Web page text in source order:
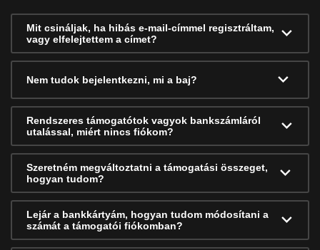
Mit csináljak, ha hibás e-mail-címmel regisztráltam,
vagy elfelejtettem a címet?
Nem tudok bejelentkezni, mi a baj?
Rendszeres támogatótok vagyok bankszámláról
utalással, miért nincs fiókom?
Szeretném megváltoztatni a támogatási összeget,
hogyan tudom?
Lejár a bankkártyám, hogyan tudom módosítani a
számát a támogatói fiókomban?